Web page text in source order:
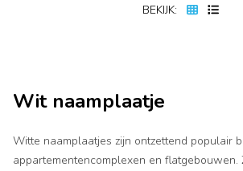
BEKIJK:
Wit naamplaatje
Witte naamplaatjes zijn ontzettend populair
appartementencomplexen en flatgebouwen.